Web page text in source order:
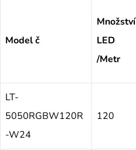
Model č
Množství
LED
/Metr
LT-
5050RGBW120R
-W24
120